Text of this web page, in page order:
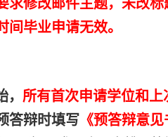
修改邮件主题，未改
毕业申请无效。
， 所有首次申请学位和
答辩时填写 《预答辩意